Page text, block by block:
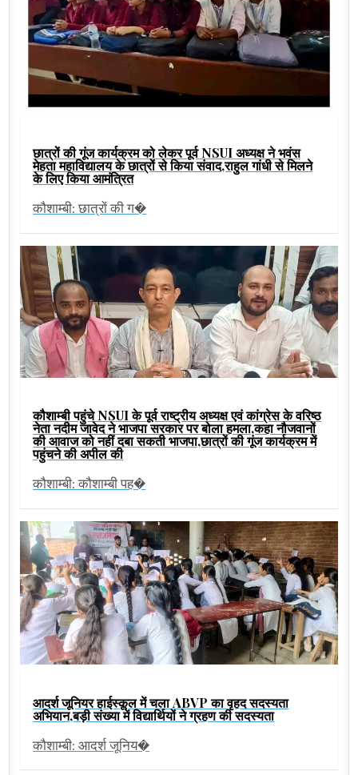
छात्रों की गूंज कार्यक्रम को लेकर पूर्व NSUI अध्यक्ष ने भवंस
मेहता महाविद्यालय के छात्रों से किया संवाद,राहुल गांधी से मिलने
के लिए किया आमंत्रित
कौशाम्बी: छात्रों की ग�
कौशाम्बी पहुंचे NSUI के पूर्व राष्ट्रीय अध्यक्ष एवं कांग्रेस के वरिष्ठ
नेता नदीम जावेद ने भाजपा सरकार पर बोला हमला,कहा नौजवानों
की आवाज को नहीं दबा सकती भाजपा,छात्रों की गूंज कार्यक्रम में
पहुंचने की अपील की
कौशाम्बी: कौशाम्बी पह�
आदर्श जूनियर हाईस्कूल में चला ABVP का वृहद सदस्यता
अभियान,बड़ी संख्या में विद्यार्थियों ने ग्रहण की सदस्यता
कौशाम्बी: आदर्श जूनिय�